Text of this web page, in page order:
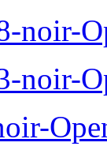
noir-
noir-